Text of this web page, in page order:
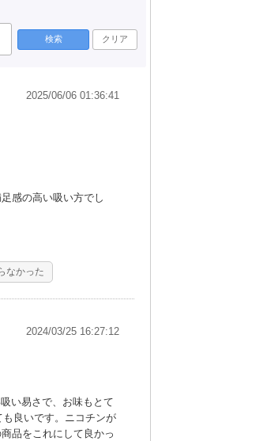
検索 クリア
2025/06/06 01:36:41
感の高い吸い方でし
なかった
2024/03/25 16:27:12
い易さで、お味もとて
良いです。ニコチンが
品をこれにして良かっ